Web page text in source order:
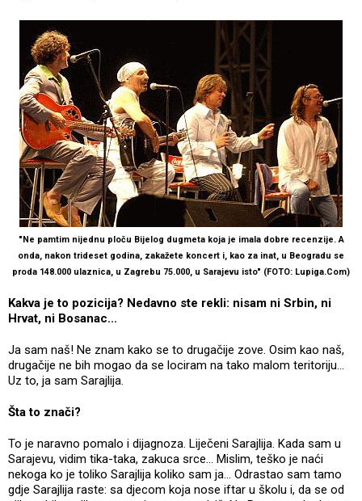
"Ne pamtim nijednu ploču Bijelog dugmeta koja je imala dobre recenzije. A
onda, nakon trideset godina, zakažete koncert i, kao za inat, u Beogradu se
proda 148.000 ulaznica, u Zagrebu 75.000, u Sarajevu isto" (FOTO: Lupiga.Com)
Kakva je to pozicija? Nedavno ste rekli: nisam ni Srbin, ni
Hrvat, ni Bosanac...
Ja sam naš! Ne znam kako se to drugačije zove. Osim kao naš,
drugačije ne bih mogao da se lociram na tako malom teritoriju...
Uz to, ja sam Sarajlija.
Šta to znači?
To je naravno pomalo i dijagnoza. Liječeni Sarajlija. Kada sam u
Sarajevu, vidim tika-taka, zakuca srce... Mislim, teško je naći
nekoga ko je toliko Sarajlija koliko sam ja... Odrastao sam tamo
gdje Sarajlija raste: sa djecom koja nose iftar u školu i, da se od